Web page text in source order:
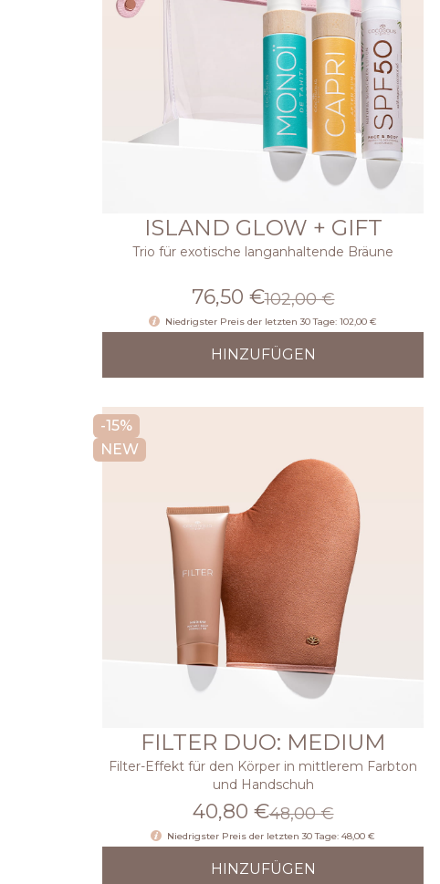
ISLAND GLOW + GIFT
Trio für exotische langanhaltende Bräune
102,00 €
76,50 €
Niedrigster Preis der letzten 30 Tage: 102,00 €
HINZUFÜGEN
-15%
NEW
FILTER DUO: MEDIUM
Filter-Effekt für den Körper in mittlerem Farbton
und Handschuh
48,00 €
40,80 €
Niedrigster Preis der letzten 30 Tage: 48,00 €
HINZUFÜGEN